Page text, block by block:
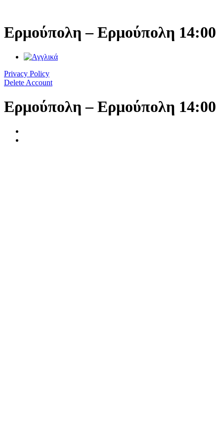
περιεχόμενο
Ερμούπολη – Ερμούπολη 14:00
Privacy Policy
Delete Account
Ερμούπολη – Ερμούπολη 14:00